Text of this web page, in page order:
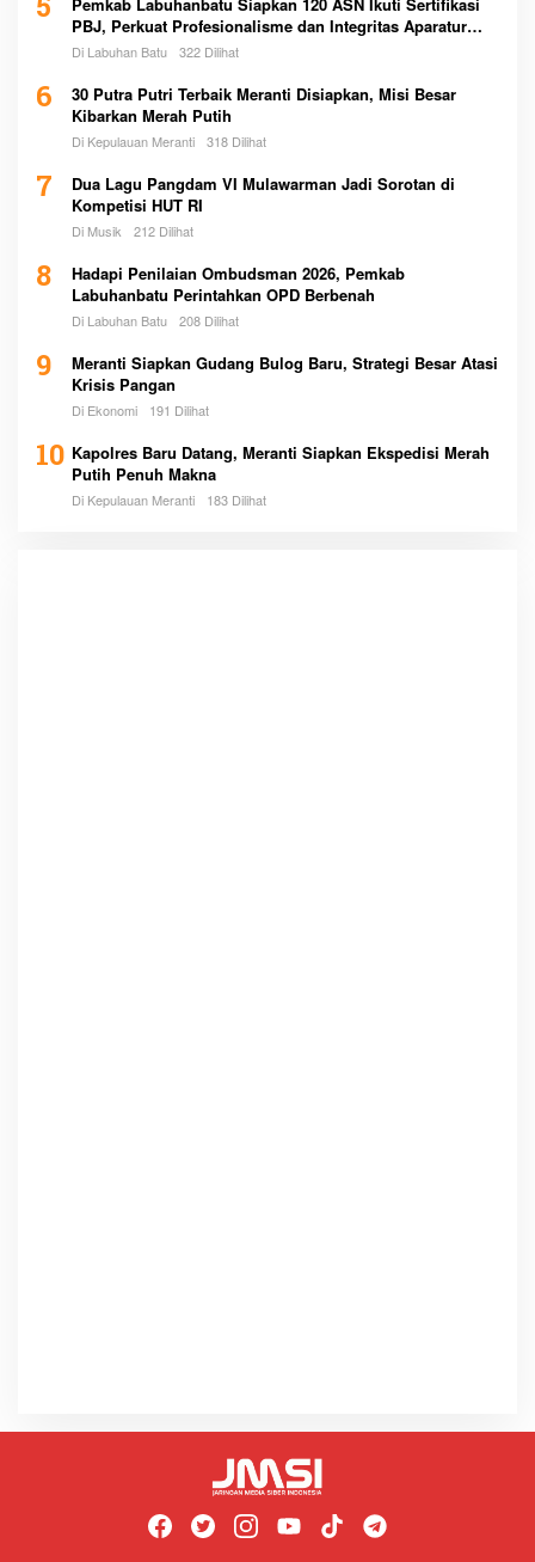
5
PBJ, Perkuat Profesionalisme dan Integritas Aparatur
Pemerintah
Di Labuhan Batu 322 Dilihat
6
30 Putra Putri Terbaik Meranti Disiapkan, Misi Besar
Kibarkan Merah Putih
Di Kepulauan Meranti 318 Dilihat
7
Dua Lagu Pangdam VI Mulawarman Jadi Sorotan di
Kompetisi HUT RI
Di Musik 212 Dilihat
8
Hadapi Penilaian Ombudsman 2026, Pemkab
Labuhanbatu Perintahkan OPD Berbenah
Di Labuhan Batu 208 Dilihat
9
Meranti Siapkan Gudang Bulog Baru, Strategi Besar Atasi
Krisis Pangan
Di Ekonomi 191 Dilihat
10 Kapolres Baru Datang, Meranti Siapkan Ekspedisi Merah
Putih Penuh Makna
Di Kepulauan Meranti 183 Dilihat